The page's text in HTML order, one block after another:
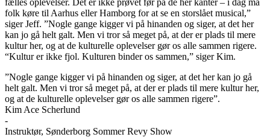
folk køre til Aarhus eller Hamborg for at se en storslået musical,”
siger Jeff. ”Nogle gange kigger vi på hinanden og siger, at det her
kan jo gå helt galt. Men vi tror så meget på, at der er plads til mere
kultur her, og at de kulturelle oplevelser gør os alle sammen rigere.
“Kultur er ikke fjol. Kulturen binder os sammen,” siger Kim.
”Nogle gange kigger vi på hinanden og siger, at det her kan jo gå
helt galt. Men vi tror så meget på, at der er plads til mere kultur her,
og at de kulturelle oplevelser gør os alle sammen rigere”.
Kim Ace Scherlund
-
Instruktør, Sønderborg Sommer Revy Show